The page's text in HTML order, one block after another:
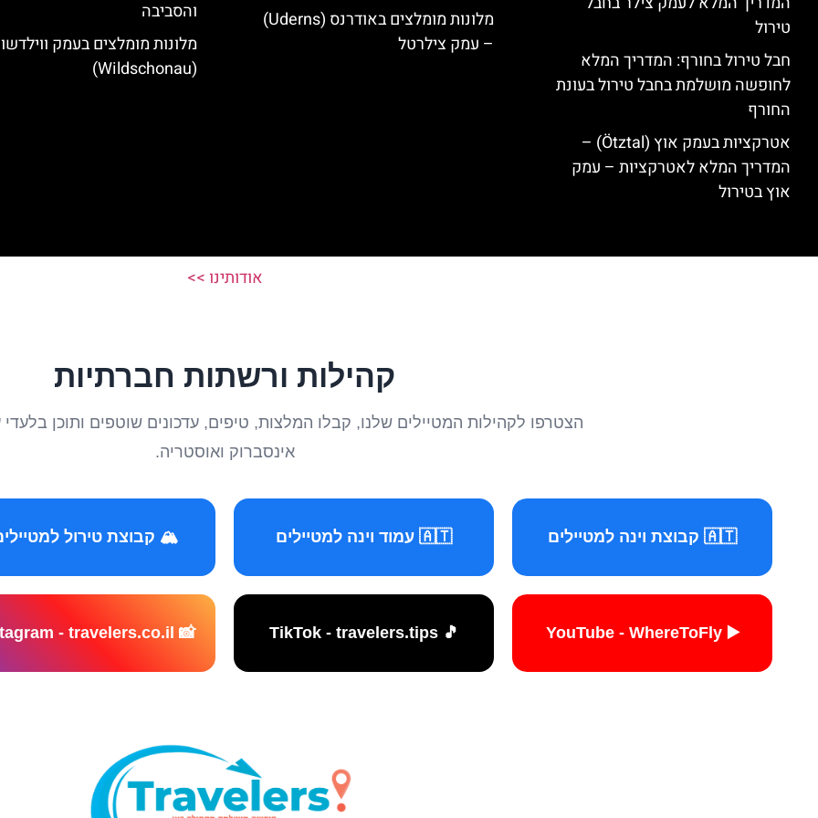
טירול
חבל טירול בחורף: המדריך המלא
לחופשה מושלמת בחבל טירול בעונת
החורף
אטרקציות בעמק אוץ (Ötztal) –
המדריך המלא לאטרקציות – עמק
אוץ בטירול
מלונות מומלצים באודרנס (Uderns)
– עמק צילרטל
והסביבה
מלונות מומלצים בעמק
(Wildschonau)
אודותינו >>
קהילות ורשתות חברתיות
הצטרפו לקהילות המטיילים שלנו, קבלו המלצות, טיפים, עדכונים שוטפים ותוכן בלעדי
אינסברוק ואוסטריה.
🇦🇹 קבוצת וינה למטיילים 🇦🇹 עמוד וינה למטיילים 🏔️ קבוצת טירול
▶️ YouTube - WhereToFly
🎵 TikTok - travelers.tips
📸 Instagram - travelers.co.il